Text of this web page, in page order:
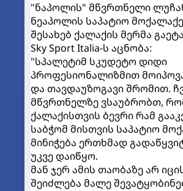
"ნაპოლის" მწვრთნელი
ნეაპოლის საპატიო
შესახებ ქალაქის მერმა
Sky Sport Italia-ს აცნობა:
"სპალეტიმ სკუდეტო დიდი
პროფესიონალიზმით
და თავდაუზოგავი შრომით.
მწვრთნელზე ვსაუბრობთ,
ქალაქისთვის ბევრი რამ
საბჭომ მისთვის საპატიო
მინიჭება ერთხმად
უკვე დაიწყო.
მან ჯერ ამის თაობაზე არ
შეიძლება მალე